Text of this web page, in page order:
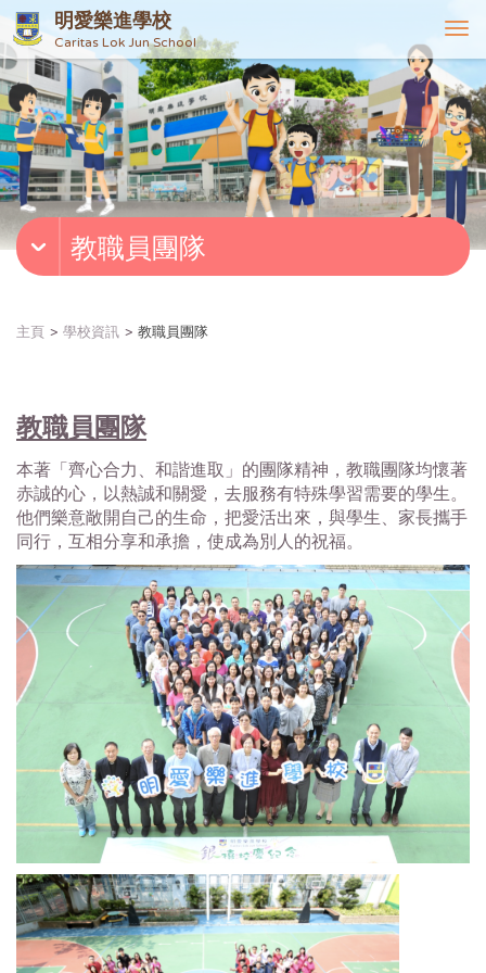
明愛樂進學校
Caritas Lok Jun School
T
o
g
g
l
e
n
v
g
教職員團隊
主頁 學校資訊 教職員團隊
教職員團隊
本著「齊心合力、和諧進取」的團隊精神，教職團隊均懷著
赤誠的心，以熱誠和關愛，去服務有特殊學習需要的學生。
他們樂意敞開自己的生命，把愛活出來，與學生、家長攜手
同行，互相分享和承擔，使成為別人的祝福。